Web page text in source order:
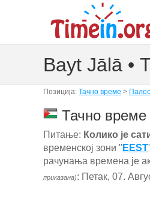
Bayt Jālā •
Позиција: Тачно време >
Тачно
Питање: Колико је
временској зони " EEST
рачунања времена је
приказана): Петак, 07.